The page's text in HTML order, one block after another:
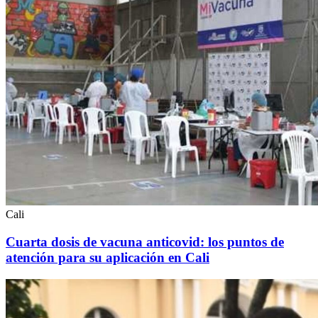
Cali
Cuarta dosis de vacuna anticovid: los puntos de
atención para su aplicación en Cali